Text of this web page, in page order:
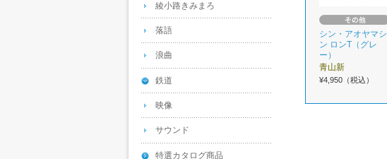
シン・アオヤマシ
ン ロンT（グレ
ー）
青山新
¥4,950（税込）
綾小路きみまろ
落語
浪曲
鉄道
映像
サウンド
特選カタログ商品